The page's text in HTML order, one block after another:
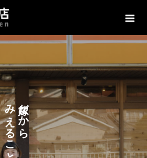
だ
か
ら
み
え
る
こ
と